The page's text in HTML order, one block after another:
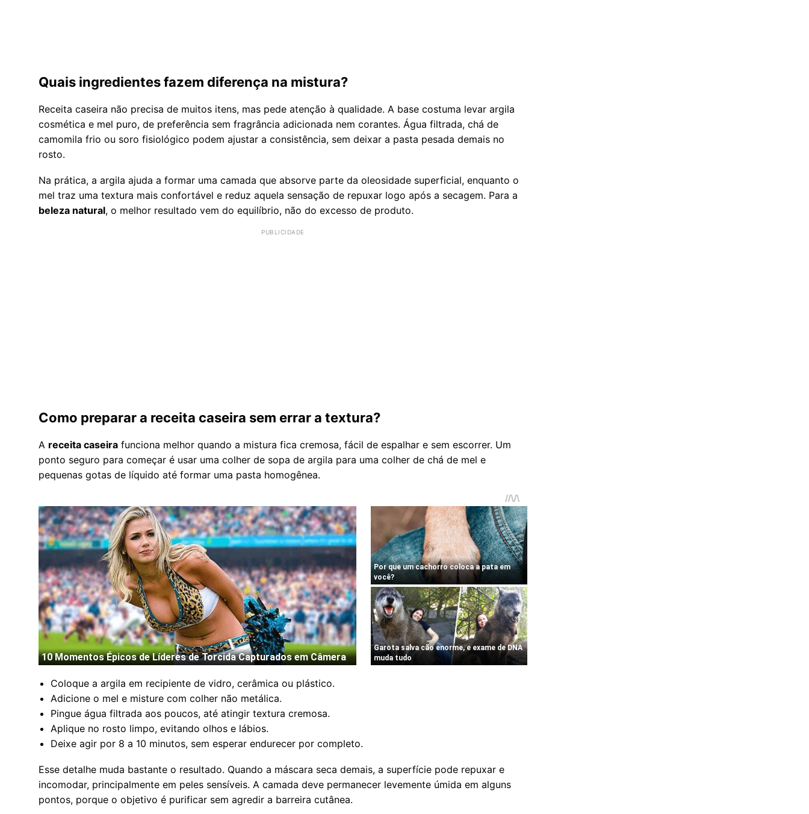
Quais ingredientes fazem diferença na mistura?
Receita caseira não precisa de muitos itens, mas pede atenção à qualidade. A base costuma levar argila
cosmética e mel puro, de preferência sem fragrância adicionada nem corantes. Água filtrada, chá de
camomila frio ou soro fisiológico podem ajustar a consistência, sem deixar a pasta pesada demais no
rosto.
Na prática, a argila ajuda a formar uma camada que absorve parte da oleosidade superficial, enquanto o
mel traz uma textura mais confortável e reduz aquela sensação de repuxar logo após a secagem. Para a
beleza natural, o melhor resultado vem do equilíbrio, não do excesso de produto.
Como preparar a receita caseira sem errar a textura?
A receita caseira funciona melhor quando a mistura fica cremosa, fácil de espalhar e sem escorrer. Um
ponto seguro para começar é usar uma colher de sopa de argila para uma colher de chá de mel e
pequenas gotas de líquido até formar uma pasta homogênea.
Coloque a argila em recipiente de vidro, cerâmica ou plástico.
Adicione o mel e misture com colher não metálica.
Pingue água filtrada aos poucos, até atingir textura cremosa.
Aplique no rosto limpo, evitando olhos e lábios.
Deixe agir por 8 a 10 minutos, sem esperar endurecer por completo.
Esse detalhe muda bastante o resultado. Quando a máscara seca demais, a superfície pode repuxar e
incomodar, principalmente em peles sensíveis. A camada deve permanecer levemente úmida em alguns
pontos, porque o objetivo é purificar sem agredir a barreira cutânea.